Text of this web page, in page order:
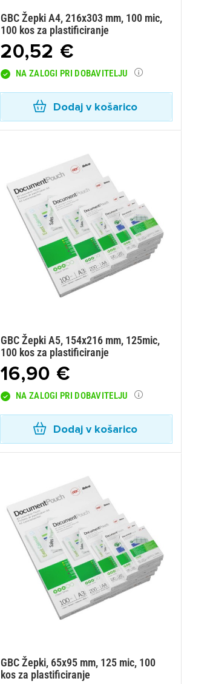
GBC Žepki A4, 216x303 mm, 100 mic,
100 kos za plastificiranje
20,52 €
NA ZALOGI PRI DOBAVITELJU
Dodaj v košarico
GBC Žepki A5, 154x216 mm, 125mic,
100 kos za plastificiranje
16,90 €
NA ZALOGI PRI DOBAVITELJU
Dodaj v košarico
GBC Žepki, 65x95 mm, 125 mic, 100
kos za plastificiranje